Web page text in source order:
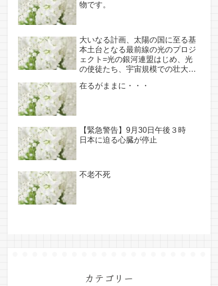
物です。
大いなる計画、太陽の国に至る基
本土台となる最前線の光のプロジ
ェクト=光の銀河連盟はじめ、光
の使徒たち、宇宙規模での壮大な
(6/26・28追記あり）
在るがままに・・・
【緊急警告】9月30日午後３時
日本に迫る心臓が停止
不老不死
カテゴリー